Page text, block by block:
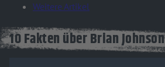
Weitere Artikel
10 Fakten über Brian Johnson